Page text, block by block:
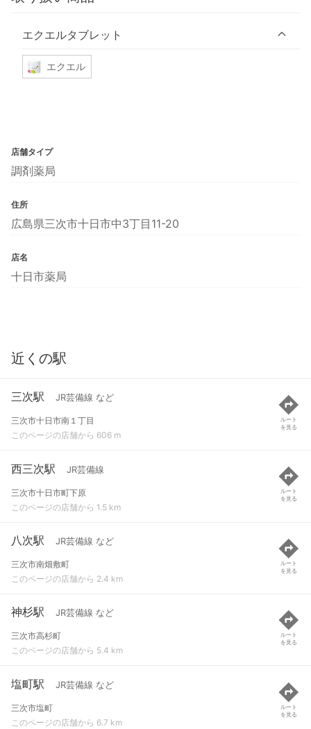
エクエルタブレット
エクエル
店舗タイプ
調剤薬局
住所
広島県三次市十日市中3丁目11-20
店名
十日市薬局
近くの駅
三次駅 JR芸備線 など
三次市十日市南１丁目
このページの店舗から 606 m
ルート
を見る
西三次駅 JR芸備線
三次市十日市町下原
このページの店舗から 1.5 km
ルート
を見る
八次駅 JR芸備線 など
三次市南畑敷町
このページの店舗から 2.4 km
ルート
を見る
神杉駅 JR芸備線 など
三次市高杉町
このページの店舗から 5.4 km
ルート
を見る
塩町駅 JR芸備線 など
三次市塩町
このページの店舗から 6.7 km
ルート
を見る